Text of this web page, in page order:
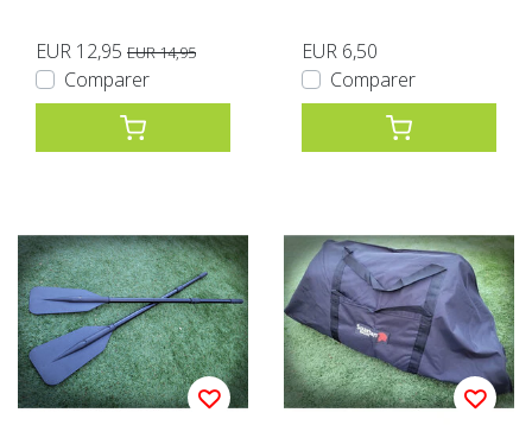
EUR 12,95 EUR 14,95
Comparer
EUR 6,50
Comparer